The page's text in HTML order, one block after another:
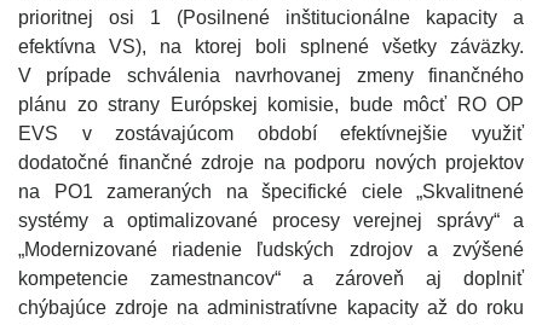
prioritnej osi 1 (Posilnené inštitucionálne kapacity a
efektívna VS), na ktorej boli splnené všetky záväzky.
V prípade schválenia navrhovanej zmeny finančného
plánu zo strany Európskej komisie, bude môcť RO OP
EVS v zostávajúcom období efektívnejšie využiť
dodatočné finančné zdroje na podporu nových projektov
na PO1 zameraných na špecifické ciele „Skvalitnené
systémy a optimalizované procesy verejnej správy“ a
„Modernizované riadenie ľudských zdrojov a zvýšené
kompetencie zamestnancov“ a zároveň aj doplniť
chýbajúce zdroje na administratívne kapacity až do roku